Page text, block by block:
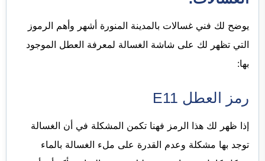
يوضح لك فني غسالات بالمدينة المنورة أشهر وأهم الرموز
التي تظهر لك على شاشة الغسالة لمعرفة العطل الموجود
بها:
رمز العطل E11
إذا ظهر لك هذا الرمز فهنا تكمن المشكلة في أن الغسالة
توجد بها مشكلة وعدم القدرة على ملء الغسالة بالماء